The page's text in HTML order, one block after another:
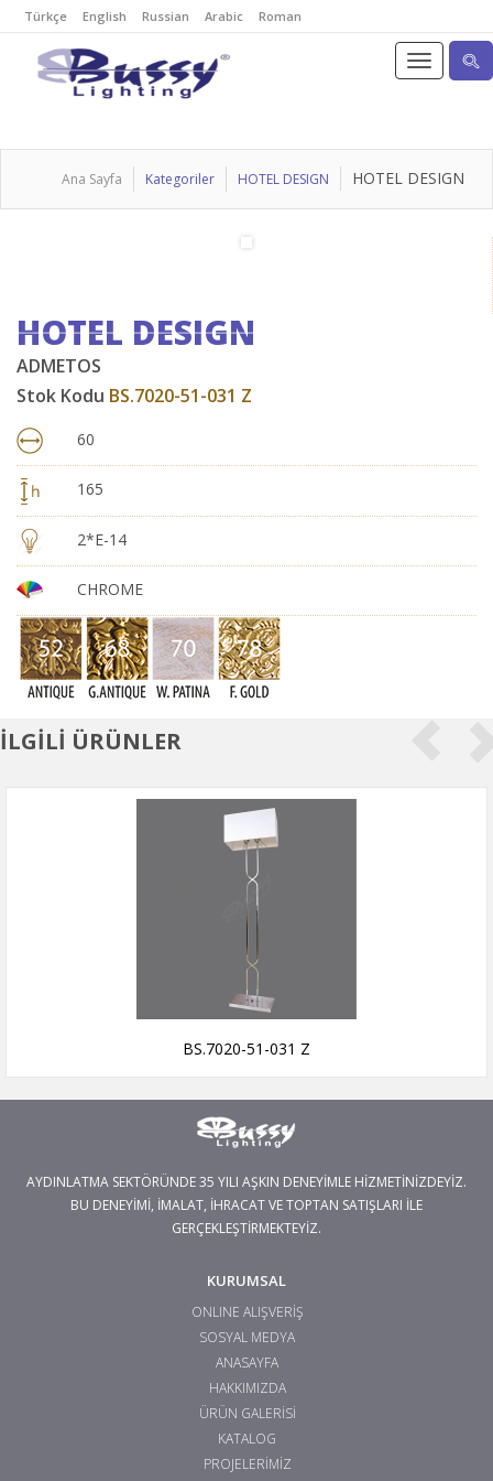
Türkçe English Russian Arabic Roman
Ana Sayfa Kategoriler HOTEL DESIGN HOTEL DESIGN
HOTEL DESIGN
ADMETOS
Stok Kodu BS.7020-51-031 Z
60
165
2*E-14
CHROME
İLGİLİ ÜRÜNLER
BS.7020-51-031 Z
AYDINLATMA SEKTÖRÜNDE 35 YILI AŞKIN DENEYİMLE HİZMETİNİZDEYİZ.
BU DENEYİMİ, İMALAT, İHRACAT VE TOPTAN SATIŞLARI İLE
GERÇEKLEŞTİRMEKTEYİZ.
KURUMSAL
ONLINE ALIŞVERİŞ
SOSYAL MEDYA
ANASAYFA
HAKKIMIZDA
ÜRÜN GALERİSİ
KATALOG
PROJELERİMİZ